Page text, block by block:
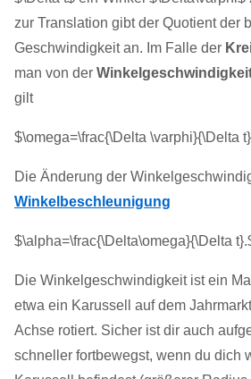
zur Translation gibt der Quotient der
Geschwindigkeit an. Im Falle der
man von der
gilt
$\omega=\frac{\Delta \varphi}{\Delta
Die Änderung der
Winkelbeschleunigung
$\alpha=\frac{\Delta\omega}{\Delta
Die Winkelgeschwindigkeit ist ein
etwa ein Karussell auf dem
Achse rotiert. Sicher ist dir auch
schneller fortbewegst, wenn du dich